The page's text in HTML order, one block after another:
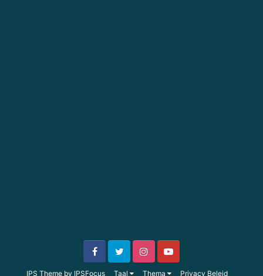
IPS Theme by IPSFocus Taal Thema Privacy Beleid